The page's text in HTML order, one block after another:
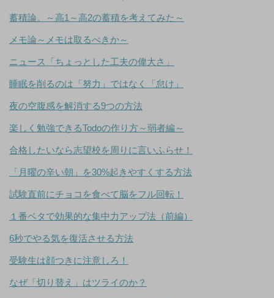
蓄積論。～高1～高2の蓄積を考えてみた～
メモ論～メモは取るべきか～
ニュース「ちょっとした工夫の偉大さ」
睡眠を削るのは「努力」ではなく「怠け」
夜の空腹感を解消する9つの方法
楽しく勉強できるTodoの作り方～弱者編～
合格したいなら志望校を周りに言いふらせ！
「月曜の辛い朝」を30%起きやすくする方法
試験直前にチョコを食べて脳をフル回転！
１番ベタで効果的な集中力アップ法（前編）
6秒でやる気を復活させる方法
受験生は顔つきに注意しろ！
なぜ「切り替え」はツライのか？